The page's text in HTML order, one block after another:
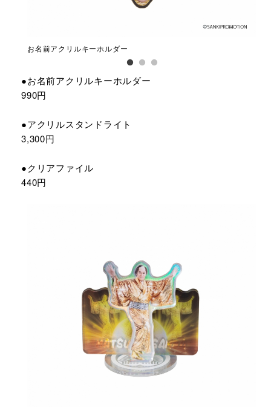
お名前アクリルキーホルダー
●お名前アクリルキーホルダー
990円
●アクリルスタンドライト
3,300円
●クリアファイル
440円